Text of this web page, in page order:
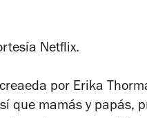
Netflix.
por Erika
que mamás y papás,